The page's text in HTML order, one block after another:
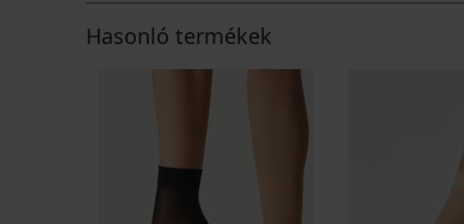
Hasonló termékek